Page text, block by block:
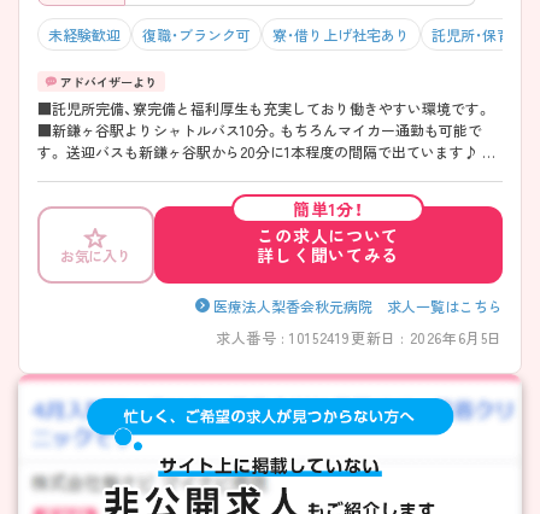
未経験歓迎 復職・ブランク可 寮・借り上げ社宅あり 託児所・保育支
■託児所完備、寮完備と福利厚生も充実しており働きやすい環境です。
■新鎌ヶ谷駅よりシャトルバス10分。もちろんマイカー通勤も可能で
す。 送迎バスも新鎌ヶ谷駅から20分に1本程度の間隔で出ています♪ ご
お気に入り
簡単1分！
この求人について
詳しく聞いてみる
医療法人梨香会秋元病院 求人一覧はこちら
求人番号 : 10152419更新日 : 2026年6月5日